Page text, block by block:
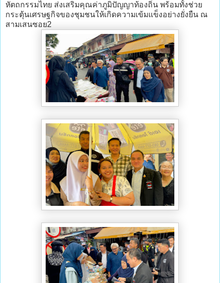
หัตถกรรมไทย ส่งเสริมคุณค่าภูมิปัญญาท้องถิ่น พร้อมทั้งช่วย
กระตุ้นเศรษฐกิจของชุมชนให้เกิดความเข้มแข็งอย่างยั่งยืน ณ
สามเสนซอย2